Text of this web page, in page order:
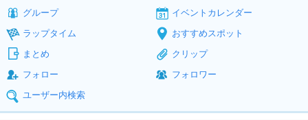
グループ
イベントカレンダー
ラップタイム
おすすめスポット
まとめ
クリップ
フォロー
フォロワー
ユーザー内検索